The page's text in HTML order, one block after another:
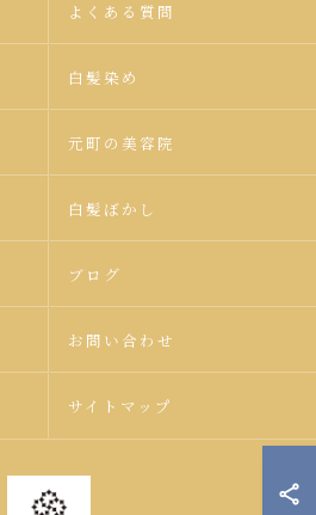
よくある質問
白髪染め
元町の美容院
白髪ぼかし
ブログ
お問い合わせ
サイトマップ